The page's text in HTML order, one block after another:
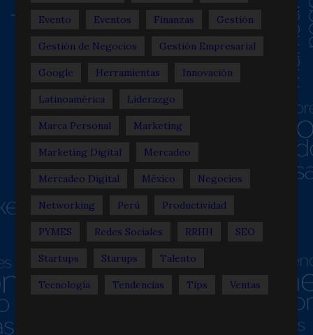
Evento Eventos Finanzas Gestión
Gestión de Negocios Gestión Empresarial
Google Herramientas Innovación
Latinoamérica Liderazgo
Marca Personal Marketing
Marketing Digital Mercadeo
Mercadeo Digital México Negocios
Networking Perú Productividad
PYMES Redes Sociales RRHH SEO
Startups Starups Talento
Tecnología Tendencias Tips Ventas